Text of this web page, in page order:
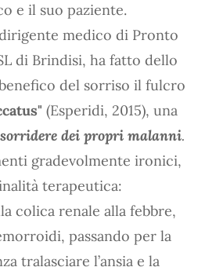
e il suo paziente.
medico di Pronto
di Brindisi, ha fatto dello
del sorriso il fulcro
(Esperidi, 2015), una
sorridere dei propri malanni.
gradevolmente ironici,
terapeutica:
colica renale alla febbre,
passando per la
tralasciare l’ansia e la